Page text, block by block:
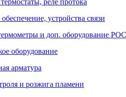
реле протока
устройства связи
и доп. оборудование
оборудование
арматура
и розжига пламени